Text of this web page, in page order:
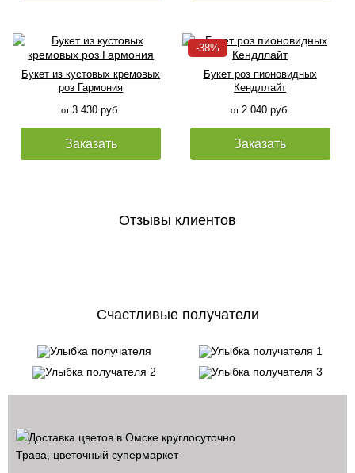
Букет из кустовых кремовых
роз Гармония
от3 430 руб.
Заказать
Букет роз пионовидных
Кендллайт
от 2 040 руб.
Заказать
Отзывы клиентов
Счастливые получатели
Трава, цветочный супермаркет